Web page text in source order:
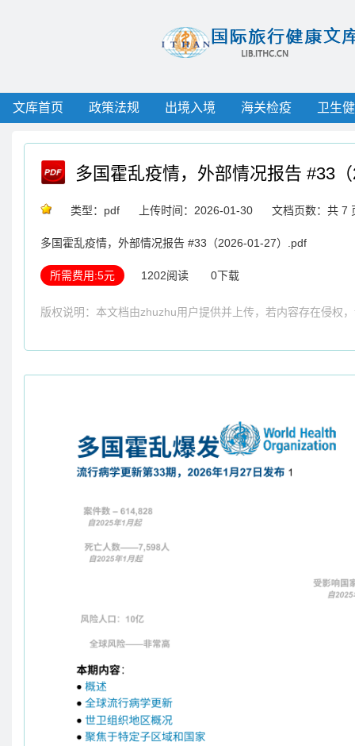
文库首页 政策法规 出境入境 海关检疫 卫生
多国霍乱疫情，外部情况报告 #33
类型：pdf 上传时间：2026-01-30 文档页数：共 7
多国霍乱疫情，外部情况报告 #33（2026-01-27）.pdf
所需费用:5元 1202阅读 0下载
版权说明：本文档由zhuzhu用户提供并上传，若内容存在侵权